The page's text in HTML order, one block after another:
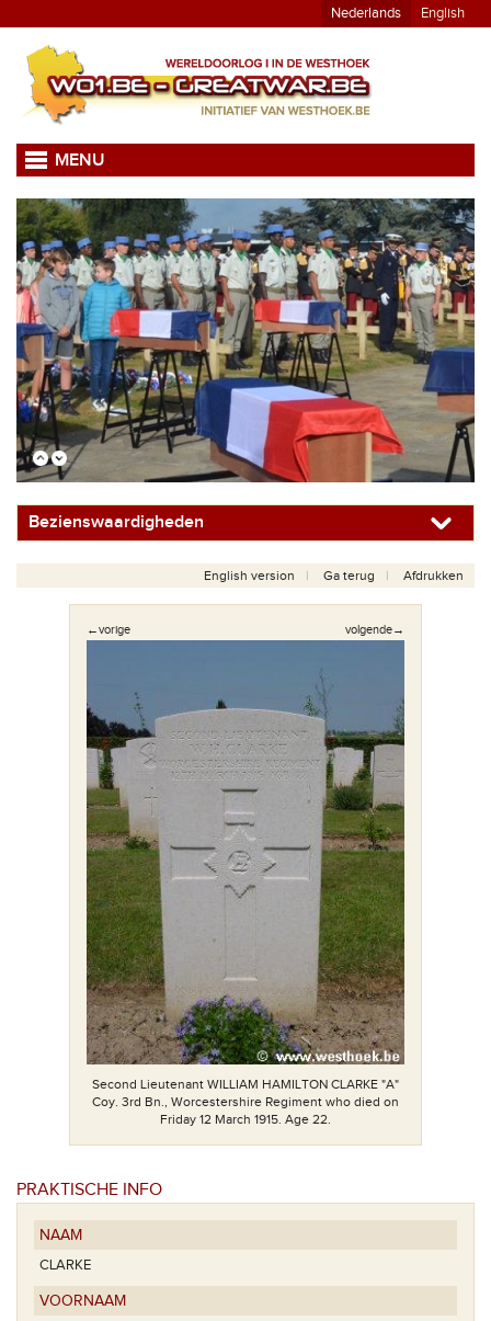
Nederlands English
MENU
Bezienswaardigheden
English version Ga terug Afdrukken
←vorige volgende→
Second Lieutenant WILLIAM HAMILTON CLARKE "A"
Coy. 3rd Bn., Worcestershire Regiment who died on
Friday 12 March 1915. Age 22.
PRAKTISCHE INFO
NAAM
CLARKE
VOORNAAM